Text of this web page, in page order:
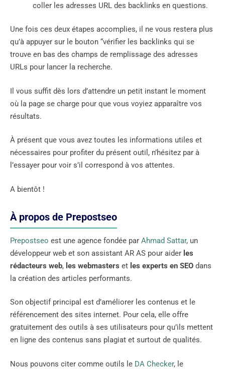
coller les adresses URL des backlinks en questions.
Une fois ces deux étapes accomplies, il ne vous restera plus
qu’à appuyer sur le bouton “vérifier les backlinks qui se
trouve en bas des champs de remplissage des adresses
URLs pour lancer la recherche.
Il vous suffit dès lors d’attendre un petit instant le moment
où la page se charge pour que vous voyiez apparaître vos
résultats.
À présent que vous avez toutes les informations utiles et
nécessaires pour profiter du présent outil, n’hésitez par à
l’essayer pour voir s’il correspond à vos attentes.
A bientôt !
À propos de Prepostseo
Prepostseo est une agence fondée par Ahmad Sattar, un
développeur web et son assistant AR AS pour aider les
rédacteurs web, les webmasters et les experts en SEO dans
la création des articles performants.
Son objectif principal est d’améliorer les contenus et le
référencement des sites internet. Pour cela, elle offre
gratuitement des outils à ses utilisateurs pour qu’ils mettent
en ligne des contenus sans plagiat et surtout de qualités.
Nous pouvons citer comme outils le DA Checker, le